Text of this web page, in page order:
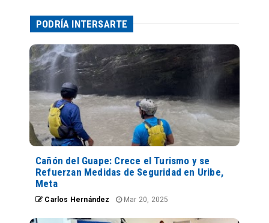
PODRÍA INTERSARTE
Cañón del Guape: Crece el Turismo y se
Refuerzan Medidas de Seguridad en Uribe,
Meta
Carlos Hernández Mar 20, 2025